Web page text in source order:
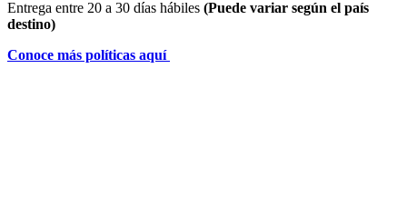
Entrega entre 20 a 30 días hábiles (Puede variar según el país
destino)
Conoce más políticas aquí